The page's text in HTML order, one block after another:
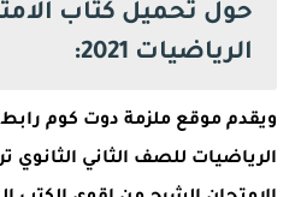
حول تحميل كتاب
الرياضيات 2021:
ويقدم موقع ملزمة دوت كوم